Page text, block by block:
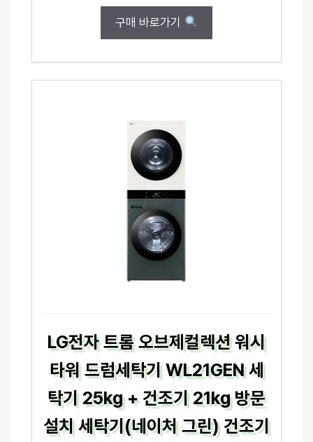
구매 바로가기
LG전자 트롬 오브제컬렉션 워시
타워 드럼세탁기 WL21GEN 세
탁기 25kg + 건조기 21kg 방문
설치 세탁기(네이처 그린) 건조기